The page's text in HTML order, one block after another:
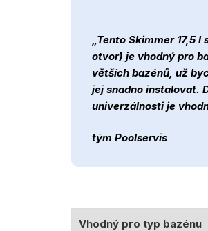
„Tento Skimmer 17,5
otvor) je vhodný pro
větších bazénů, už
jej snadno instalovat.
univerzálnosti je
tým Poolservis
Vhodný pro typ bazénu